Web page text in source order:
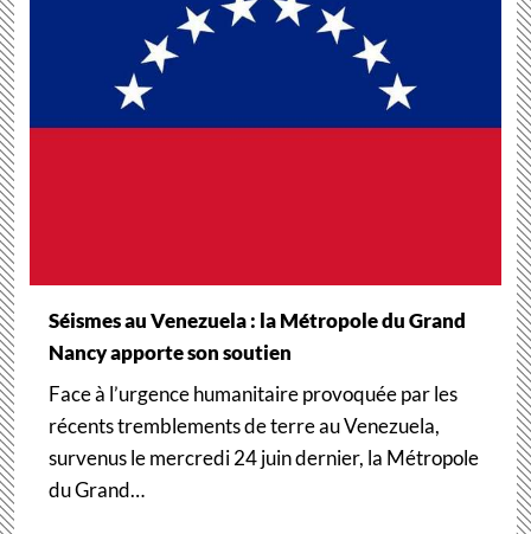
Séismes au Venezuela : la Métropole du Grand
Nancy apporte son soutien
Face à l’urgence humanitaire provoquée par les
récents tremblements de terre au Venezuela,
survenus le mercredi 24 juin dernier, la Métropole
du Grand…